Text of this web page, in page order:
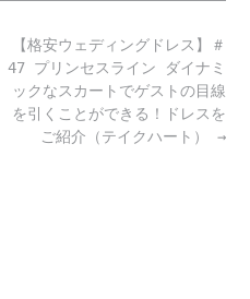
【格安ウェディングドレス】＃
47 プリンセスライン ダイナミ
ックなスカートでゲストの目線
を引くことができる！ドレスを
ご紹介（テイクハート） →